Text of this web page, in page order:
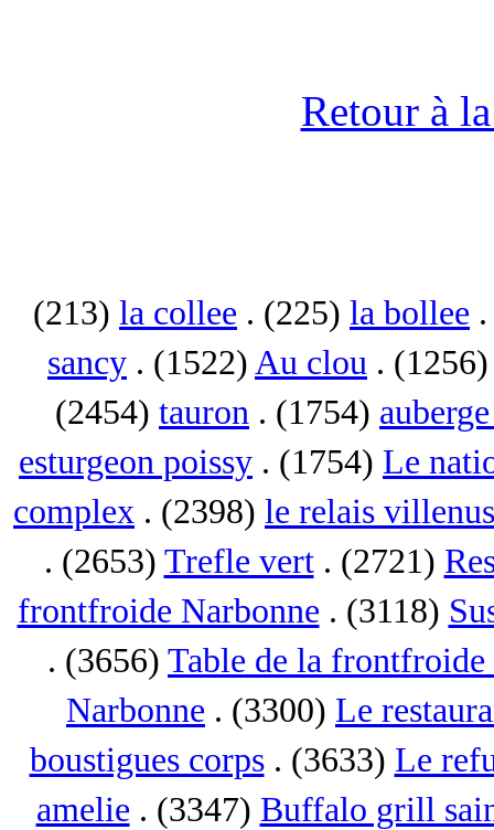
Retour à
(213) la collee . (225) la bollee
sancy . (1522) Au clou .
(2454) tauron . (1754)
esturgeon poissy . (1754) Le
complex . (2398) le relais villenus
. (2653) Trefle vert. (2721)
frontfroide Narbonne . (3118)
. (3656) Table de la frontfroide
Narbonne . (3300) Le
boustigues corps. (3633) Le
amelie . (3347) Buffalo grill